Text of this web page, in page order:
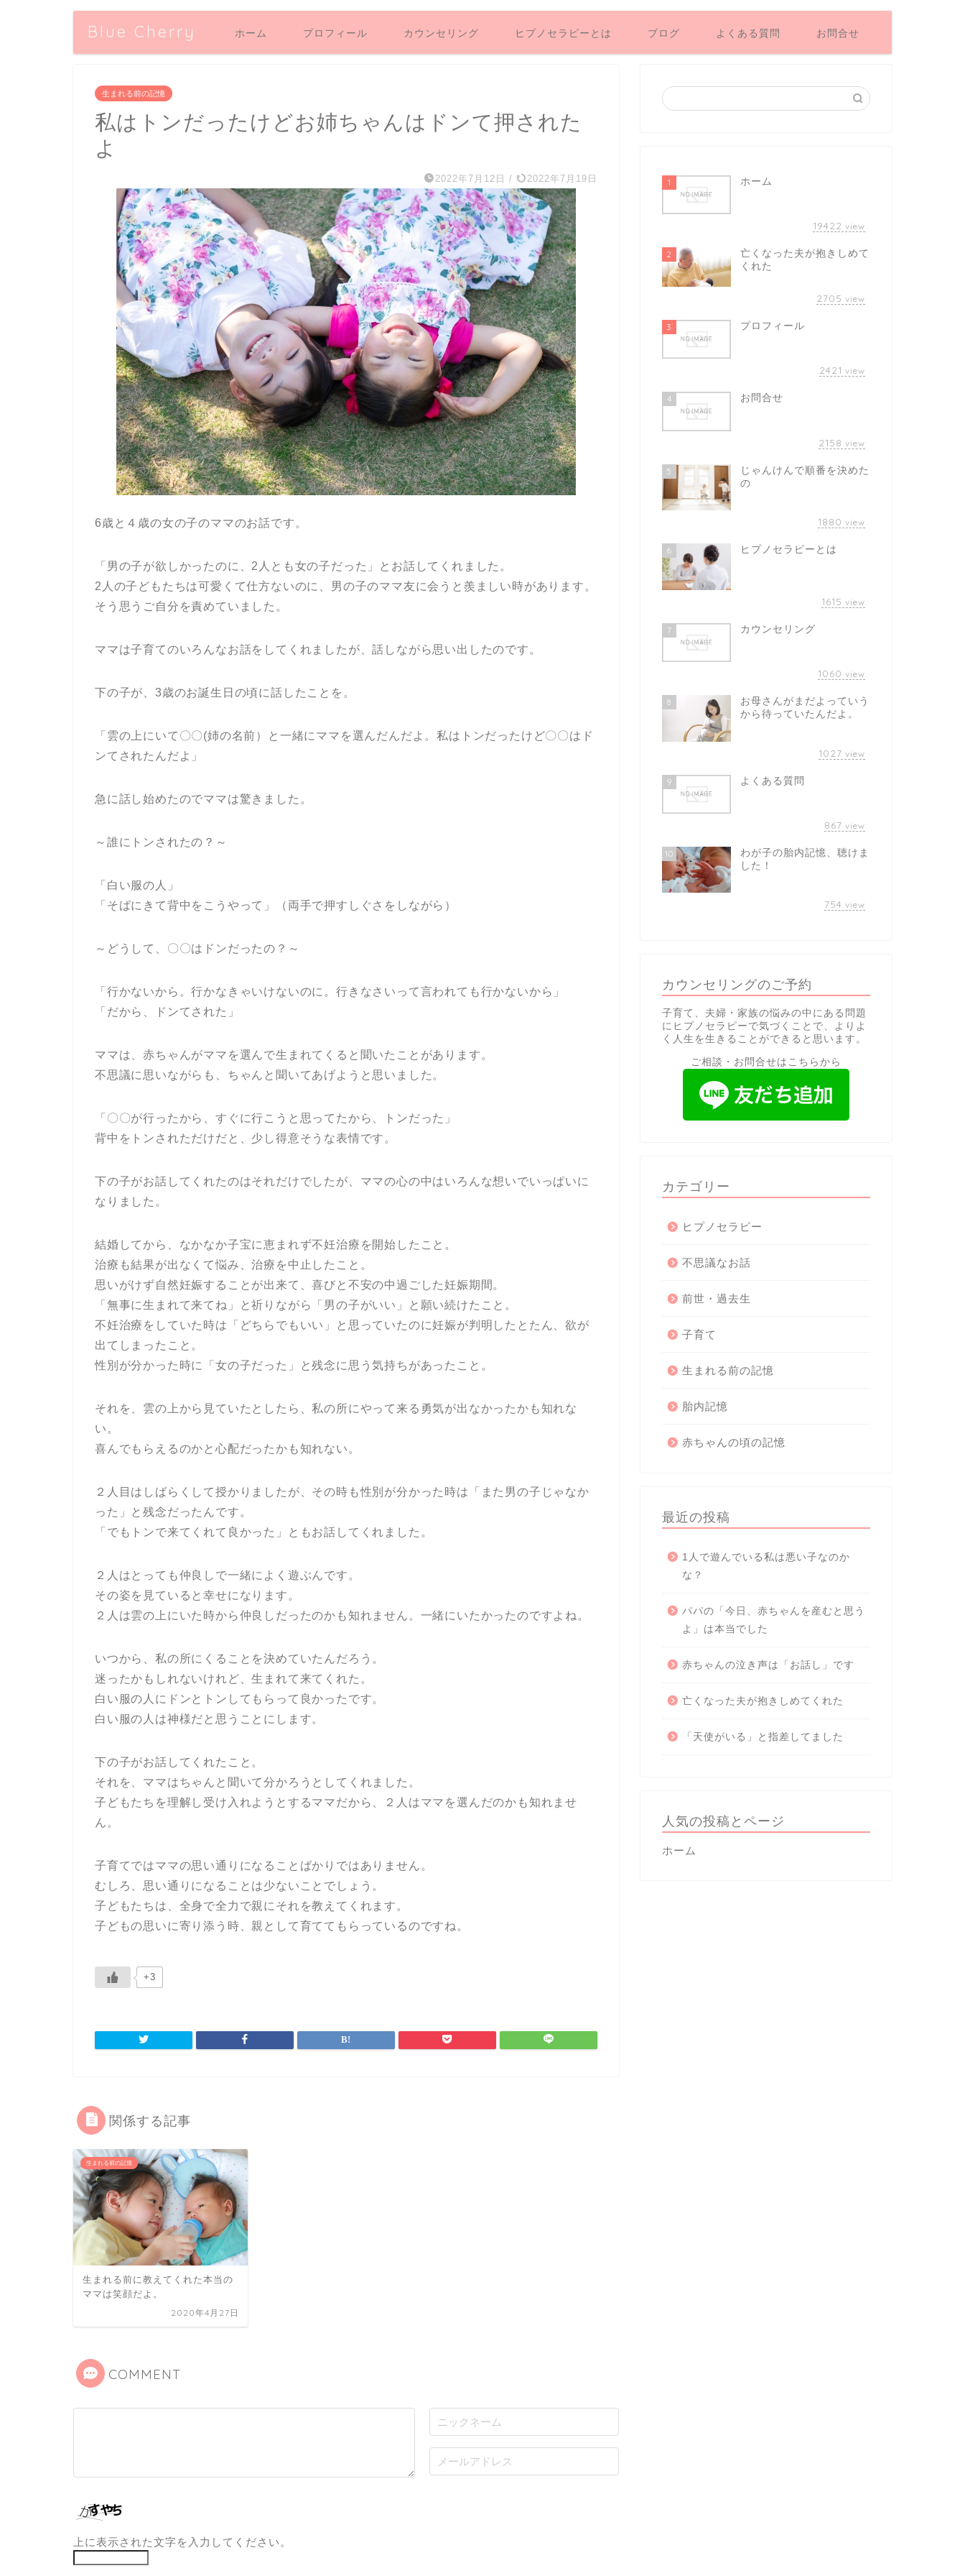
Blue Cherry ホーム プロフィール カウンセリング ヒプノセラピーとは ブログ よくある質問 お問合せ
生まれる前の記憶
私はトンだったけどお姉ちゃんはドンて押された
よ
2022年7月12日 / 2022年7月19日
6歳と４歳の女の子のママのお話です。
「男の子が欲しかったのに、2人とも女の子だった」とお話してくれました。
2人の子どもたちは可愛くて仕方ないのに、男の子のママ友に会うと羨ましい時があります。
そう思うご自分を責めていました。
ママは子育てのいろんなお話をしてくれましたが、話しながら思い出したのです。
下の子が、3歳のお誕生日の頃に話したことを。
「雲の上にいて〇〇(姉の名前）と一緒にママを選んだんだよ。私はトンだったけど〇〇はド
ンてされたんだよ」
急に話し始めたのでママは驚きました。
～誰にトンされたの？～
「白い服の人」
「そばにきて背中をこうやって」（両手で押すしぐさをしながら）
～どうして、〇〇はドンだったの？～
「行かないから。行かなきゃいけないのに。行きなさいって言われても行かないから」
「だから、ドンてされた」
ママは、赤ちゃんがママを選んで生まれてくると聞いたことがあります。
不思議に思いながらも、ちゃんと聞いてあげようと思いました。
「〇〇が行ったから、すぐに行こうと思ってたから、トンだった」
背中をトンされただけだと、少し得意そうな表情です。
下の子がお話してくれたのはそれだけでしたが、ママの心の中はいろんな想いでいっぱいに
なりました。
結婚してから、なかなか子宝に恵まれず不妊治療を開始したこと。
治療も結果が出なくて悩み、治療を中止したこと。
思いがけず自然妊娠することが出来て、喜びと不安の中過ごした妊娠期間。
「無事に生まれて来てね」と祈りながら「男の子がいい」と願い続けたこと。
不妊治療をしていた時は「どちらでもいい」と思っていたのに妊娠が判明したとたん、欲が
出てしまったこと。
性別が分かった時に「女の子だった」と残念に思う気持ちがあったこと。
それを、雲の上から見ていたとしたら、私の所にやって来る勇気が出なかったかも知れな
い。
喜んでもらえるのかと心配だったかも知れない。
２人目はしばらくして授かりましたが、その時も性別が分かった時は「また男の子じゃなか
った」と残念だったんです。
「でもトンで来てくれて良かった」ともお話してくれました。
２人はとっても仲良しで一緒によく遊ぶんです。
その姿を見ていると幸せになります。
２人は雲の上にいた時から仲良しだったのかも知れません。一緒にいたかったのですよね。
いつから、私の所にくることを決めていたんだろう。
迷ったかもしれないけれど、生まれて来てくれた。
白い服の人にドンとトンしてもらって良かったです。
白い服の人は神様だと思うことにします。
下の子がお話してくれたこと。
それを、ママはちゃんと聞いて分かろうとしてくれました。
子どもたちを理解し受け入れようとするママだから、２人はママを選んだのかも知れませ
ん。
子育てではママの思い通りになることばかりではありません。
むしろ、思い通りになることは少ないことでしょう。
子どもたちは、全身で全力で親にそれを教えてくれます。
子どもの思いに寄り添う時、親として育ててもらっているのですね。
+3
関係する記事
生まれる前の記憶
生まれる前に教えてくれた本当の
ママは笑顔だよ。
2020年4月27日
COMMENT
上に表示された文字を入力してください。
1 ホーム
19422 view
2
亡くなった夫が抱きしめて
くれた
2705 view
3 プロフィール
2421 view
4 お問合せ
2158 view
5
じゃんけんで順番を決めた
の
1880 view
6 ヒプノセラピーとは
1615 view
7 カウンセリング
1060 view
8
お母さんがまだよっていう
から待っていたんだよ。
1027 view
9 よくある質問
867 view
10
わが子の胎内記憶、聴けま
した！
754 view
カウンセリングのご予約
子育て、夫婦・家族の悩みの中にある問題
にヒプノセラピーで気づくことで、よりよ
く人生を生きることができると思います。
ご相談・お問合せはこちらから
カテゴリー
ヒプノセラピー
不思議なお話
前世・過去生
子育て
生まれる前の記憶
胎内記憶
赤ちゃんの頃の記憶
最近の投稿
1人で遊んでいる私は悪い子なのか
な？
パパの「今日、赤ちゃんを産むと思う
よ」は本当でした
赤ちゃんの泣き声は「お話し」です
亡くなった夫が抱きしめてくれた
「天使がいる」と指差してました
人気の投稿とページ
ホーム